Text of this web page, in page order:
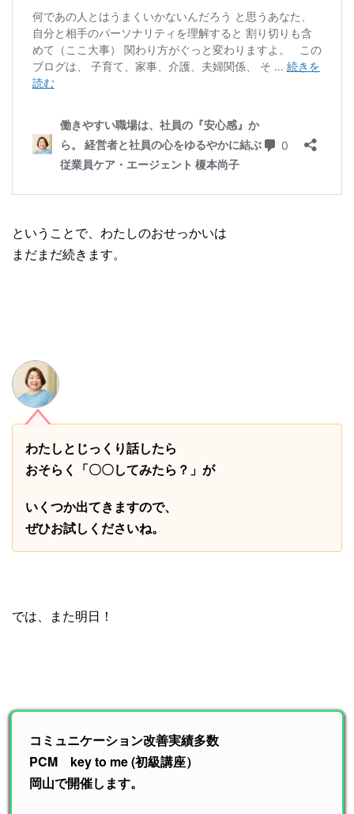
ということで、わたしのおせっかいは
まだまだ続きます。
わたしとじっくり話したら
おそらく「〇〇してみたら？」が
いくつか出てきますので、
ぜひお試しくださいね。
では、また明日！
コミュニケーション改善実績多数
PCM key to me (初級講座）
岡山で開催します。